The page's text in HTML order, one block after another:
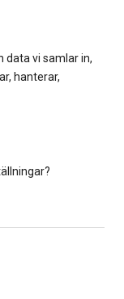
data vi samlar in,
hanterar,